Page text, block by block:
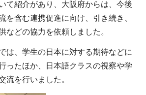
て紹介があり、大阪府からは、今後
を含む連携促進に向け、引き続き、
などの協力を依頼しました。
は、学生の日本に対する期待などに
ったほか、日本語クラスの視察や学
流を行いました。